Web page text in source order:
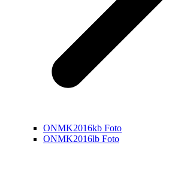
ONMK2016kb Foto
ONMK2016lb Foto